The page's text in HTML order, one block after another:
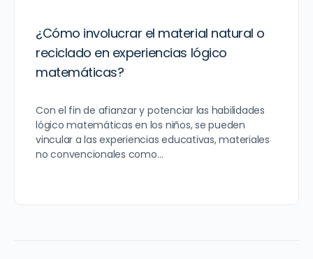
¿Cómo involucrar el material natural o
reciclado en experiencias lógico
matemáticas?
Con el fin de afianzar y potenciar las habilidades
lógico matemáticas en los niños, se pueden
vincular a las experiencias educativas, materiales
no convencionales como…